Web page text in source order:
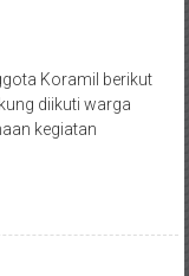
Koramil berikut
diikuti warga
kegiatan